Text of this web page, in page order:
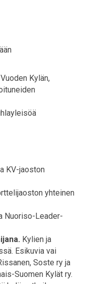
Kylän,
KV-jaoston
yhteinen
Nuoriso-Leader-
Kylien ja
Esikuvia vai
Soste ry ja
Suomen Kylät ry.